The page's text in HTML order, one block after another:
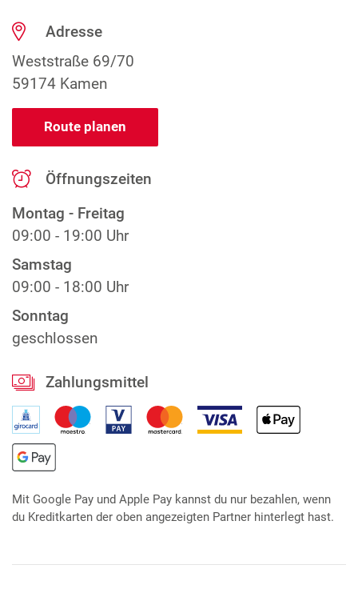
Adresse
Weststraße 69/70
59174 Kamen
Route planen
Öffnungszeiten
Montag - Freitag
09:00 - 19:00 Uhr
Samstag
09:00 - 18:00 Uhr
Sonntag
geschlossen
Zahlungsmittel
Mit Google Pay und Apple Pay kannst du nur bezahlen, wenn
du Kreditkarten der oben angezeigten Partner hinterlegt hast.